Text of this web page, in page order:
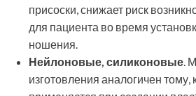
присоски, снижает риск
для пациента во время
ношения.
Нейлоновые, силиконовые.
изготовления аналогичен тому,